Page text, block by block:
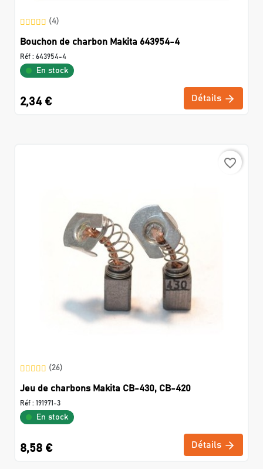
(4)
Bouchon de charbon Makita 643954-4
Réf : 643954-4
En stock
2,34 € Détails
favorite_border
(26)
Jeu de charbons Makita CB-430, CB-420
Réf : 191971-3
En stock
8,58 € Détails